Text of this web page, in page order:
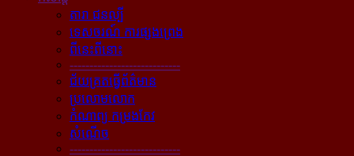
តារា ជនល្បី
ទេសចរណ៍ ការផ្សងព្រេង
ពីនេះពីនោះ
----------------------------
ជ័យគ្រតធ្វើព័ត៌មាន
ប្រលោមលោក
កំណាព្យ កម្រងកែវ
សំណើច
----------------------------